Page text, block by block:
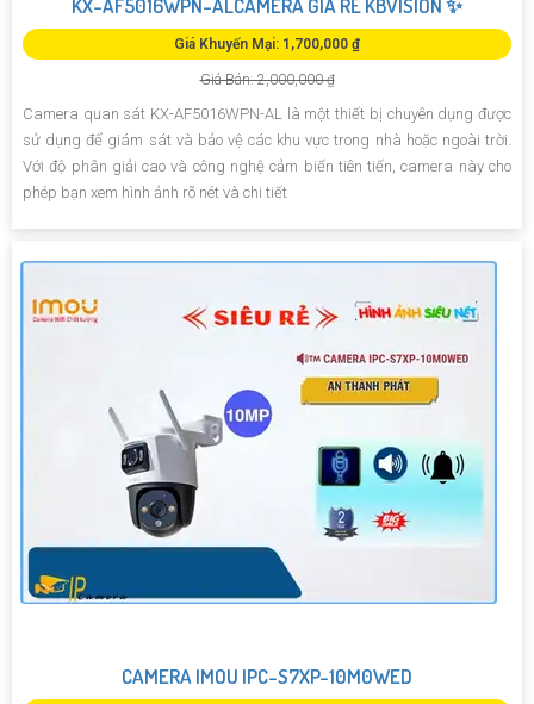
KX-AF5016WPN-ALCAMERA GIÁ RẺ KBVISION ✨
Giá Khuyến Mại: 1,700,000 ₫
Giá Bán: 2,000,000 ₫
Camera quan sát KX-AF5016WPN-AL là một thiết bị chuyên dụng được
sử dụng để giám sát và bảo vệ các khu vực trong nhà hoặc ngoài trời.
Với độ phân giải cao và công nghệ cảm biến tiên tiến, camera này cho
phép bạn xem hình ảnh rõ nét và chi tiết
CAMERA IMOU IPC-S7XP-10M0WED